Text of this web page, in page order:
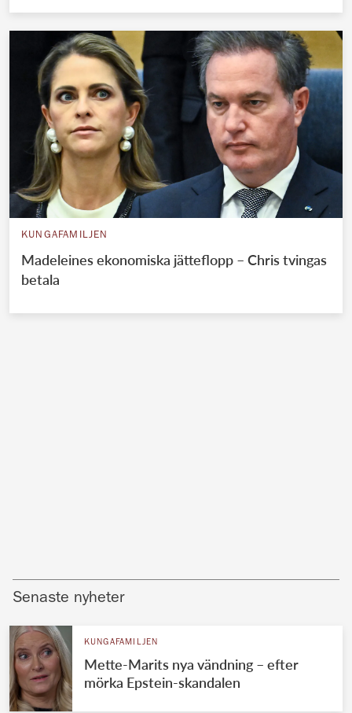
KUNGAFAMILJEN
Madeleines ekonomiska jätteflopp – Chris tvingas
betala
Senaste nyheter
KUNGAFAMILJEN
Mette-Marits nya vändning – efter
mörka Epstein-skandalen